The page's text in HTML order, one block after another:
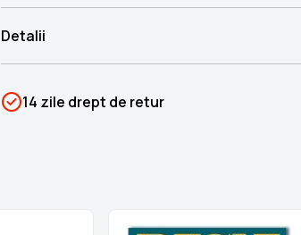
Detalii
Categorii
Dacia 1300
14 zile drept de retur